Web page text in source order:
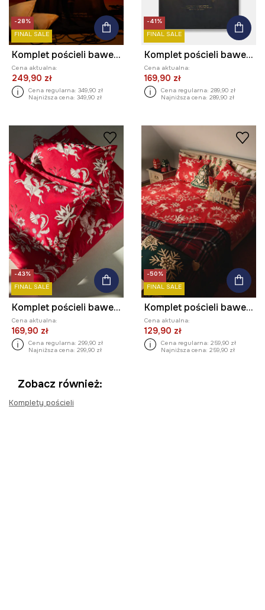
-28%
FINAL SALE
Komplet pościeli bawełnianej z kolekcji Zdzisław Beksiński x Medicine
Cena aktualna:
249,90 zł
Cena regularna: 349,90 zł
Najniższa cena: 349,90 zł
-41%
FINAL SALE
Komplet pościeli bawełnianej z kolekcji Zdzisław Beksiński x Medicine
Cena aktualna:
169,90 zł
Cena regularna: 289,90 zł
Najniższa cena: 289,90 zł
-43%
FINAL SALE
Komplet pościeli bawełnianej świątecznej 200 x 200 cm
Cena aktualna:
169,90 zł
Cena regularna: 299,90 zł
Najniższa cena: 299,90 zł
-50%
FINAL SALE
Komplet pościeli bawełnianej świątecznej 160 x 200 cm
Cena aktualna:
129,90 zł
Cena regularna: 259,90 zł
Najniższa cena: 259,90 zł
Zobacz również:
Komplety pościeli